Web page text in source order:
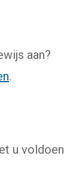
aan?
.
u voldoen